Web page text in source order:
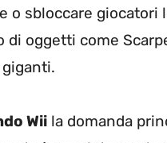
o sbloccare
di oggetti come
Wii la domanda